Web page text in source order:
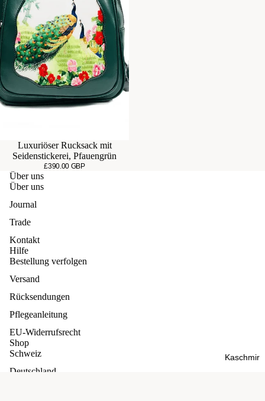
Kaschmir
Luxuriöser Rucksack mit
Seidenstickerei, Pfauengrün
£390.00 GBP
Über uns
Über uns
Journal
Trade
Kontakt
Hilfe
Bestellung verfolgen
Versand
Rücksendungen
Pflegeanleitung
EU-Widerrufsrecht
Shop
Schweiz
Deutschland